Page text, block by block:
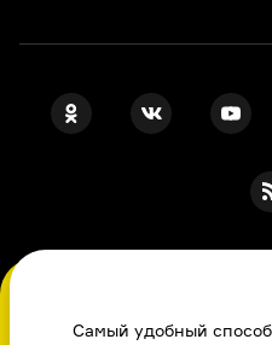
Во время посещения
с
Самый удобный